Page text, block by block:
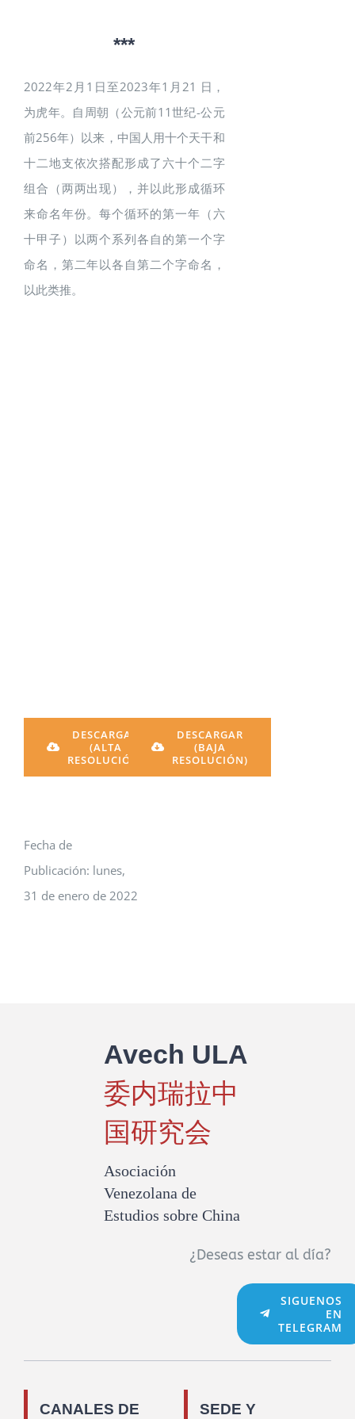
***
2022年2月1日至2023年1月21 日，
为虎年。自周朝（公元前11世纪-公元
前256年）以来，中国人用十个天干和
十二地支依次搭配形成了六十个二字
组合（两两出现），并以此形成循环
来命名年份。每个循环的第一年（六
十甲子）以两个系列各自的第一个字
命名，第二年以各自第二个字命名，
以此类推。
DESCARGAR
(ALTA
RESOLUCIÓN)
DESCARGAR
(BAJA
RESOLUCIÓN)
Fecha de
Publicación: lunes,
31 de enero de 2022
Avech ULA
委内瑞拉中
国研究会
Asociación
Venezolana de
Estudios sobre China
¿Deseas estar al día?
SIGUENOS
EN
TELEGRAM
CANALES DE SEDE Y